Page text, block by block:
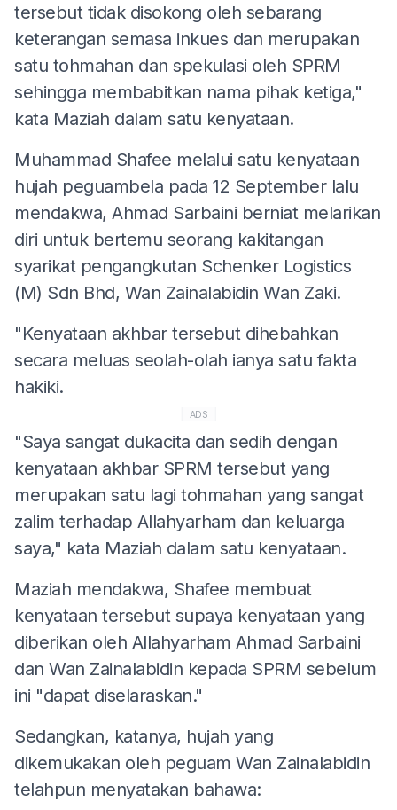
tersebut tidak disokong oleh sebarang
keterangan semasa inkues dan merupakan
satu tohmahan dan spekulasi oleh SPRM
sehingga membabitkan nama pihak ketiga,"
kata Maziah dalam satu kenyataan.
Muhammad Shafee melalui satu kenyataan
hujah peguambela pada 12 September lalu
mendakwa, Ahmad Sarbaini berniat melarikan
diri untuk bertemu seorang kakitangan
syarikat pengangkutan Schenker Logistics
(M) Sdn Bhd, Wan Zainalabidin Wan Zaki.
"Kenyataan akhbar tersebut dihebahkan
secara meluas seolah-olah ianya satu fakta
hakiki.
ADS
"Saya sangat dukacita dan sedih dengan
kenyataan akhbar SPRM tersebut yang
merupakan satu lagi tohmahan yang sangat
zalim terhadap Allahyarham dan keluarga
saya," kata Maziah dalam satu kenyataan.
Maziah mendakwa, Shafee membuat
kenyataan tersebut supaya kenyataan yang
diberikan oleh Allahyarham Ahmad Sarbaini
dan Wan Zainalabidin kepada SPRM sebelum
ini "dapat diselaraskan."
Sedangkan, katanya, hujah yang
dikemukakan oleh peguam Wan Zainalabidin
telahpun menyatakan bahawa: